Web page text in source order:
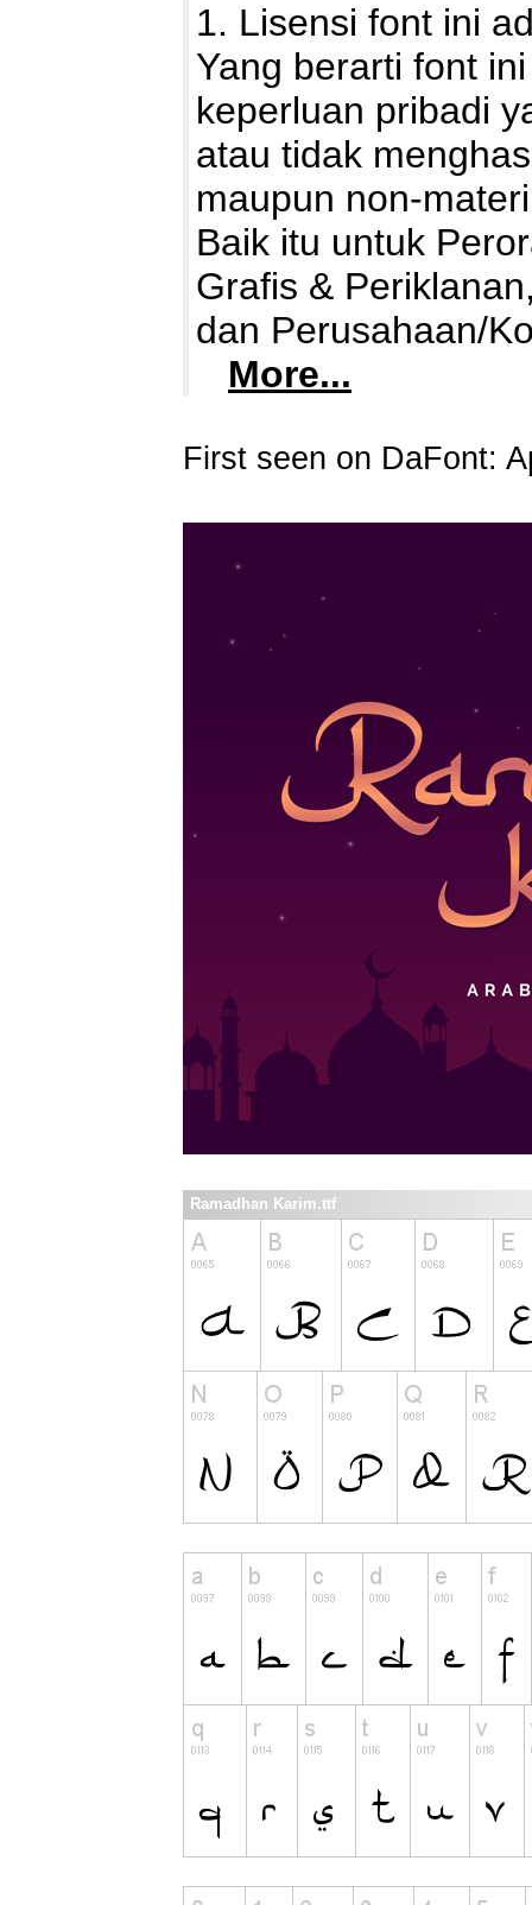
1. Lisensi font ini
Yang berarti font
keperluan pribadi
atau tidak
maupun non-
Baik itu untuk
Grafis &
dan Perusahaan/
More...
First seen on DaFont:
Ramadhan Karim.ttf